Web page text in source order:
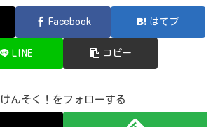
Facebook はてブ
LINE コピー
けんそく！をフォローする